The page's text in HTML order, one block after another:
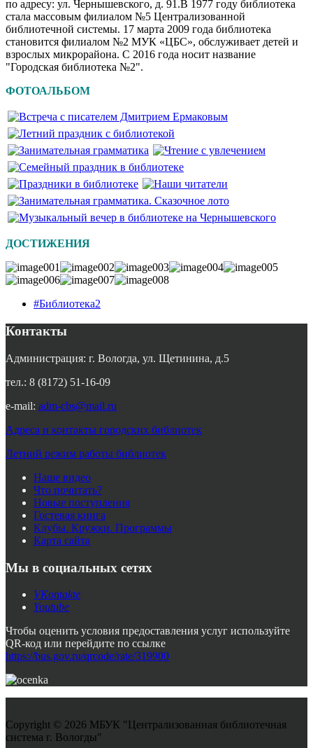
по адресу: ул. Чернышевского, д. 91.В 1977 году библиотека
стала массовым филиалом №5 Централизованной
библиотечной системы. 17 марта 2009 года библиотека
становится филиалом №2 МУК «ЦБС», обслуживает детей и
взрослых микрорайона. С 2016 года носит название
"Городская библиотека №2".
ФОТОАЛЬБОМ
ДОСТИЖЕНИЯ
#Библиотека2
Контакты
Администрация: г. Вологда, ул. Щетинина, д.5
тел.: 8 (8172) 51-16-09
e-mail: adm-cbs@mail.ru
Адреса и контакты городских библиотек
Летний режим работы библиотек
Наше видео
Что почитать?
Новые поступления
Гостевая книга
Клубы. Кружки. Программы
Карта сайта
Мы в социальных сетях
VKontakte
Youtube
Чтобы оценить условия предоставления услуг используйте
QR-код или перейдите по ссылке
https://bus.gov.ru/qrcode/rate/319900
Copyright © 2026 МБУК "Централизованная библиотечная
система г. Вологды"